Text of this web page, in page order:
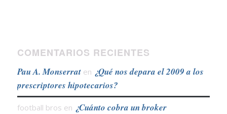
COMENTARIOS RECIENTES
Pau A. Monserraten ¿Qué nos depara el 2009 a los
prescriptores hipotecarios?
football bros en ¿Cuánto cobra un broker